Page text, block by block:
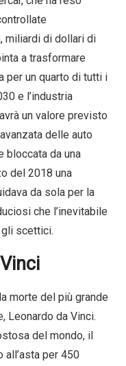
miliardi di dollari di
a trasformare
per un quarto di tutti i
e l’industria
un valore previsto
delle auto
bloccata da una
del 2018 una
da sola per la
che l’inevitabile
scettici.
morte del più grande
Leonardo da Vinci.
del mondo, il
all’asta per 450